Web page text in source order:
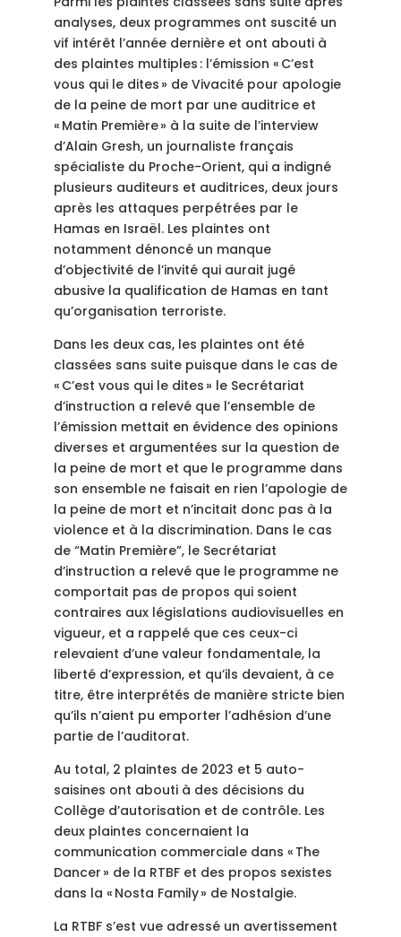
analyses, deux programmes ont suscité un
vif intérêt l’année dernière et ont abouti à
des plaintes multiples : l’émission « C’est
vous qui le dites » de Vivacité pour apologie
de la peine de mort par une auditrice et
« Matin Première » à la suite de l’interview
d’Alain Gresh, un journaliste français
spécialiste du Proche-Orient, qui a indigné
plusieurs auditeurs et auditrices, deux jours
après les attaques perpétrées par le
Hamas en Israël. Les plaintes ont
notamment dénoncé un manque
d’objectivité de l’invité qui aurait jugé
abusive la qualification de Hamas en tant
qu’organisation terroriste.
Dans les deux cas, les plaintes ont été
classées sans suite puisque dans le cas de
« C’est vous qui le dites » le Secrétariat
d’instruction a relevé que l’ensemble de
l’émission mettait en évidence des opinions
diverses et argumentées sur la question de
la peine de mort et que le programme dans
son ensemble ne faisait en rien l’apologie de
la peine de mort et n’incitait donc pas à la
violence et à la discrimination. Dans le cas
de “Matin Première”, le Secrétariat
d’instruction a relevé que le programme ne
comportait pas de propos qui soient
contraires aux législations audiovisuelles en
vigueur, et a rappelé que ces ceux-ci
relevaient d’une valeur fondamentale, la
liberté d’expression, et qu’ils devaient, à ce
titre, être interprétés de manière stricte bien
qu’ils n’aient pu emporter l’adhésion d’une
partie de l’auditorat.
Au total, 2 plaintes de 2023 et 5 auto-
saisines ont abouti à des décisions du
Collège d’autorisation et de contrôle. Les
deux plaintes concernaient la
communication commerciale dans « The
Dancer » de la RTBF et des propos sexistes
dans la « Nosta Family » de Nostalgie.
La RTBF s’est vue adressé un avertissement